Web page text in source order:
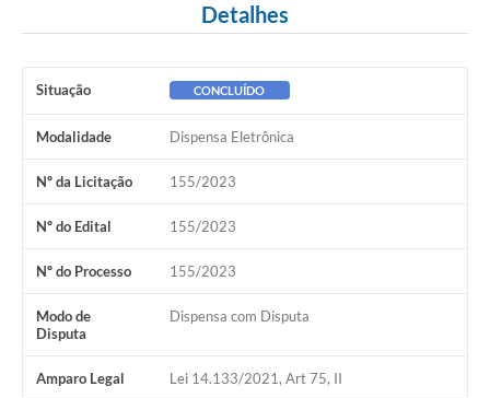
Detalhes
Situação CONCLUÍDO
Modalidade Dispensa Eletrônica
Nº da Licitação 155/2023
Nº do Edital 155/2023
Nº do Processo 155/2023
Modo de
Disputa
Dispensa com Disputa
Amparo Legal Lei 14.133/2021, Art 75, II